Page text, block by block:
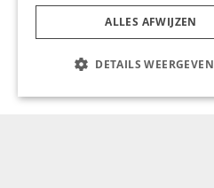
ALLES AFWIJZEN
DETAILS WEERGEVEN